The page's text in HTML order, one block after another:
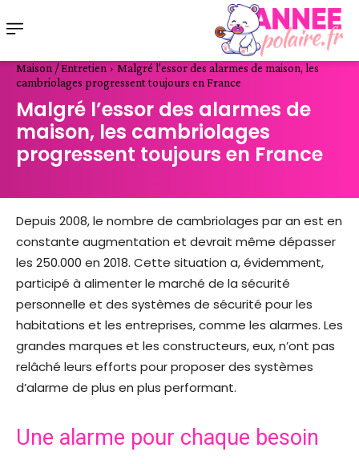
Maison / Entretien
Malgré l'essor des alarmes de maison, les
cambriolages progressent toujours en France
Malgré l’essor des alarmes de
maison, les cambriolages
progressent toujours en France
Depuis 2008, le nombre de cambriolages par an est en
constante augmentation et devrait même dépasser
les 250.000 en 2018. Cette situation a, évidemment,
participé à alimenter le marché de la sécurité
personnelle et des systèmes de sécurité pour les
habitations et les entreprises, comme les alarmes. Les
grandes marques et les constructeurs, eux, n’ont pas
relâché leurs efforts pour proposer des systèmes
d’alarme de plus en plus performant.
Une alarme pour chaque besoin